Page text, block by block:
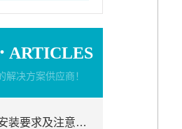
· ARTICLES
解决方案供应商！
旋转式滗水器的安装要求及注意事项